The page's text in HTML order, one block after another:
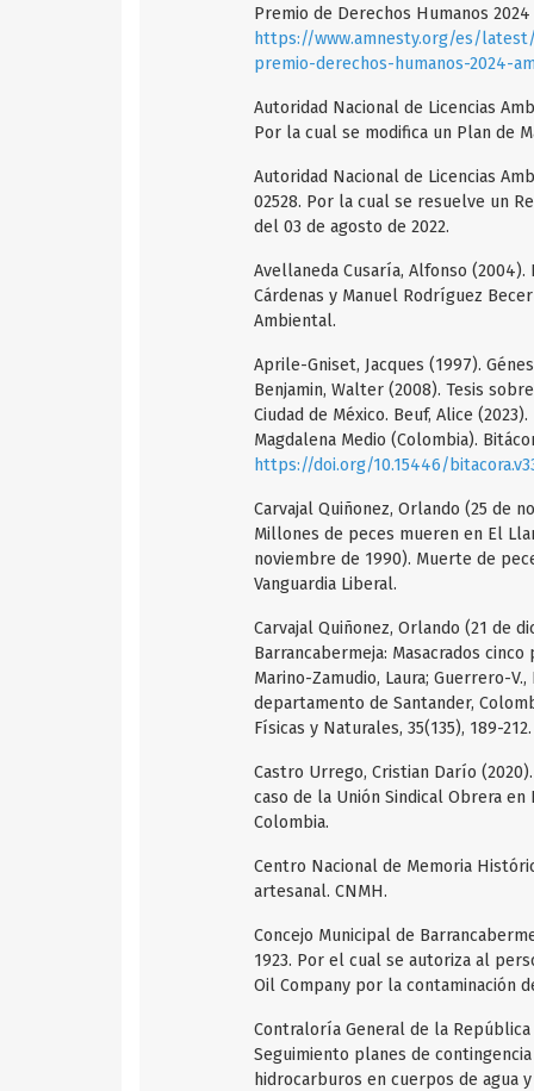
Premio de Derechos Humanos
https://www.amnesty.org/es/
premio-derechos-humanos-2024-
Autoridad Nacional de Licencias
Por la cual se modifica un Plan de
Autoridad Nacional de Licencias
02528. Por la cual se resuelve un
del 03 de agosto de 2022.
Avellaneda Cusaría, Alfonso
Cárdenas y Manuel Rodríguez
Ambiental.
Aprile-Gniset, Jacques (1997).
Benjamin, Walter (2008). Tesis
Ciudad de México. Beuf, Alice
Magdalena Medio (Colombia).
https://doi.org/10.15446/
Carvajal Quiñonez, Orlando (25 de
Millones de peces mueren en El
noviembre de 1990). Muerte de
Vanguardia Liberal.
Carvajal Quiñonez, Orlando (21 de
Barrancabermeja: Masacrados
Marino-Zamudio, Laura; Guerrero-
departamento de Santander,
Físicas y Naturales, 35(135), 189-
Castro Urrego, Cristian Darío
caso de la Unión Sindical Obrera en
Colombia.
Centro Nacional de Memoria
artesanal. CNMH.
Concejo Municipal de
1923. Por el cual se autoriza al
Oil Company por la contaminación
Contraloría General de la
Seguimiento planes de
hidrocarburos en cuerpos de agua